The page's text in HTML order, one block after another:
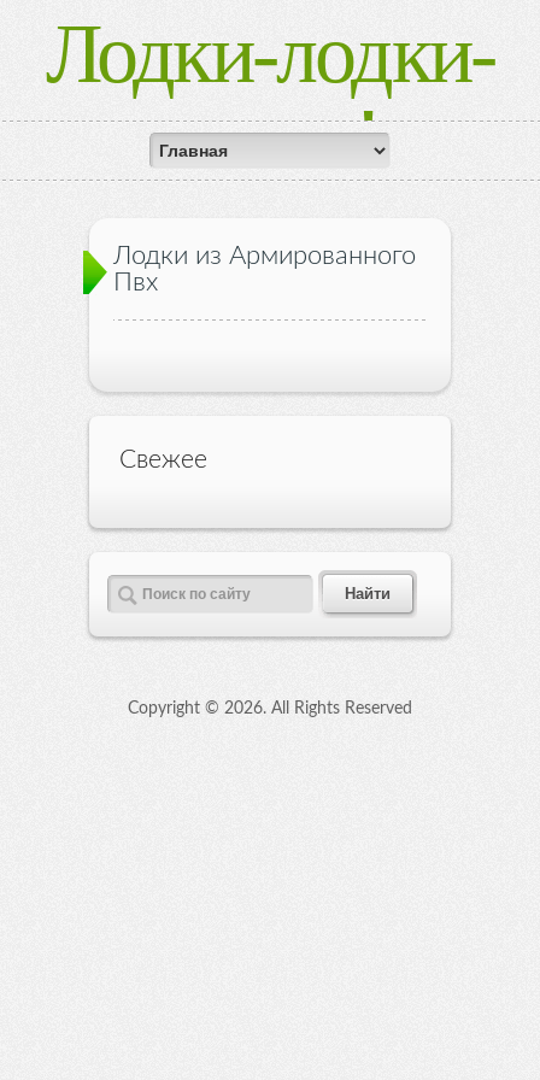
Лодки-лодки-
лодки!
Лодки из Армированного
Пвх
Свежее
Copyright © 2026. All Rights Reserved